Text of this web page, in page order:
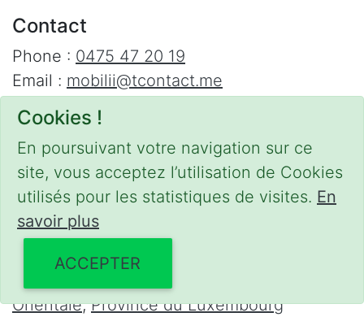
Cookies !
En poursuivant votre navigation sur ce
site, vous acceptez l’utilisation de Cookies
utilisés pour les statistiques de visites. En
savoir plus
ACCEPTER
Contact
Phone : 0475 47 20 19
Email : mobilii@tcontact.me
Décalaminage & Régénération FAP à
domicile
Interventions urgentes sur la Belgique dans
les régions suivantes :
Bruxelles,Brabant Wallon
Hainaut,Liège,Mons
Orientale,Province du Luxembourg